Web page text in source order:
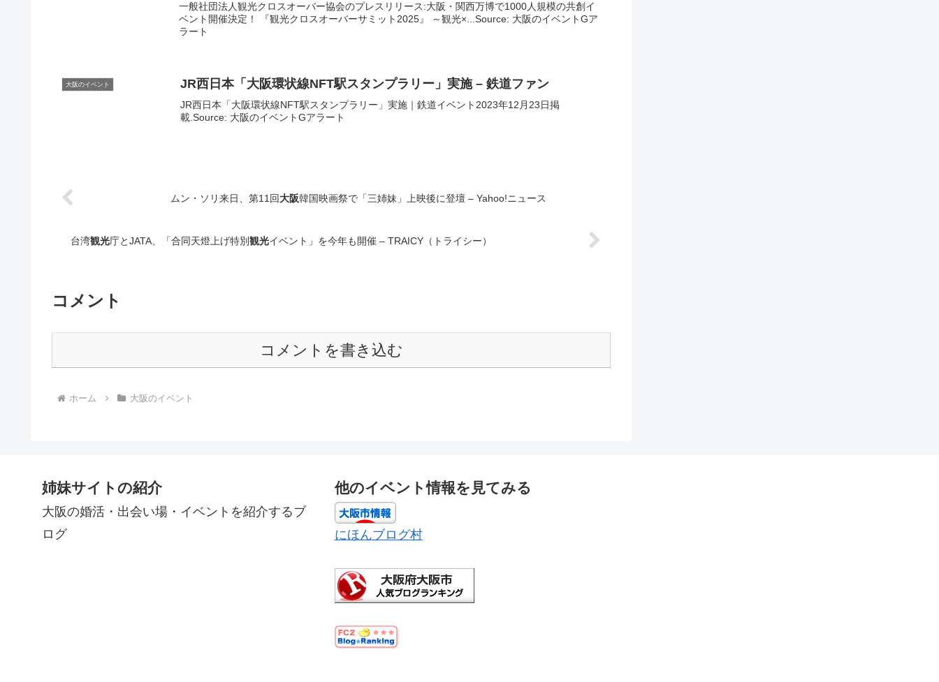
一般社団法人観光クロスオーバー協会のプレスリリース:大阪・関西万博で1000人規模の共創イ
ベント開催決定！ 『観光クロスオーバーサミット2025』 ～観光×...Source: 大阪のイベントGア
ラート
大阪のイベント JR西日本「 大阪環状線NFT駅スタンプラリー」実施 – 鉄道ファン
JR西日本「大阪環状線NFT駅スタンプラリー」実施｜鉄道イベント2023年12月23日掲
載.Source: 大阪のイベントGアラート
ムン・ソリ来日、第11回大阪韓国映画祭で「三姉妹」上映後に登壇 – Yahoo!ニュース
台湾観光庁とJATA、「合同天燈上げ特別観光イベント」を今年も開催 – TRAICY（トライシー）
コメント
コメントを書き込む
ホーム 大阪のイベント
姉妹サイトの紹介
大阪の婚活・出会い場・イベントを紹介するブ
ログ
他のイベント情報を見てみる
にほんブログ村